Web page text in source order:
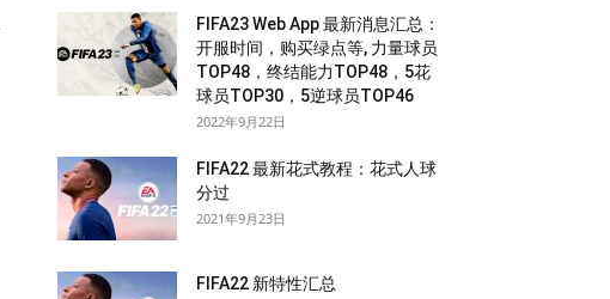
FIFA23 Web App 最新消息汇总：
开服时间，购买绿点等, 力量球员
TOP48，终结能力TOP48，5花
球员TOP30，5逆球员TOP46
2022年9月22日
FIFA22 最新花式教程：花式人球
分过
2021年9月23日
FIFA22 新特性汇总